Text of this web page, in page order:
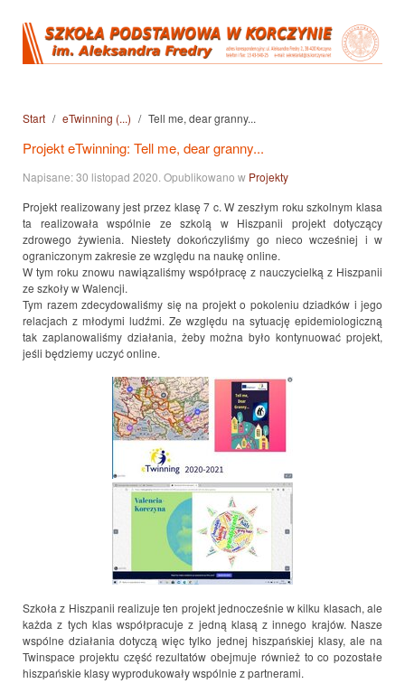
Start eTwinning (...) Tell me, dear granny...
Projekt eTwinning: Tell me, dear granny...
Napisane:30 listopad 2020 . Opublikowano w Projekty
Projekt realizowany jest przez klasę 7 c. W zeszłym roku szkolnym klasa
ta realizowała wspólnie ze szkolą w Hiszpanii projekt dotyczący
zdrowego żywienia. Niestety dokończyliśmy go nieco wcześniej i w
ograniczonym zakresie ze względu na naukę online.
W tym roku znowu nawiązaliśmy współpracę z nauczycielką z Hiszpanii
ze szkoły w Walencji.
Tym razem zdecydowaliśmy się na projekt o pokoleniu dziadków i jego
relacjach z młodymi ludźmi. Ze względu na sytuację epidemiologiczną
tak zaplanowaliśmy działania, żeby można było kontynuować projekt,
jeśli będziemy uczyć online.
Szkoła z Hiszpanii realizuje ten projekt jednocześnie w kilku klasach, ale
każda z tych klas współpracuje z jedną klasą z innego krajów. Nasze
wspólne działania dotyczą więc tylko jednej hiszpańskiej klasy, ale na
Twinspace projektu część rezultatów obejmuje również to co pozostałe
hiszpańskie klasy wyprodukowały wspólnie z partnerami.